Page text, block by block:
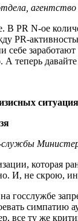
В PR N-ое
PR-
себе
А теперь
которая
И, не скрою,
госслужбе
все ту же